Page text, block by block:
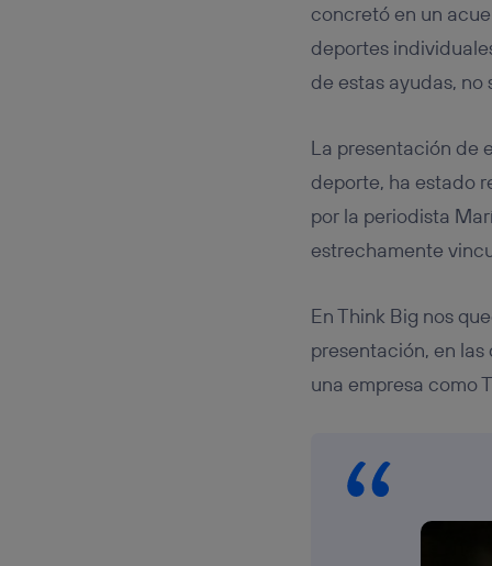
concretó en un
deportes
de estas ayudas,
La presentación de
deporte, ha estado
por la periodista
estrechamente
En Think Big nos
presentación, en
una empresa como